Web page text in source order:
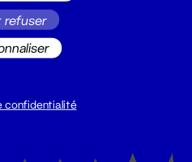
refuser
confidentialité